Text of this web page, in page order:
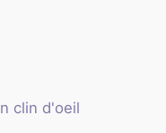
clin d'oeil